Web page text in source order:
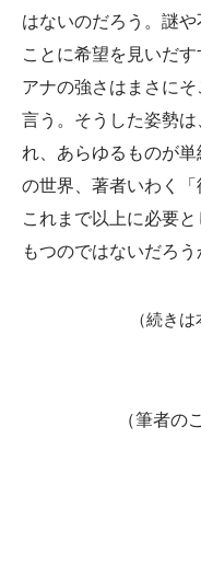
はないのだろう。謎
ことに希望を見いだ
アナの強さはまさに
言う。そうした姿勢
れ、あらゆるものが
の世界、著者いわく
これまで以上に必要
もつのではないだろう
（続き
（筆者の